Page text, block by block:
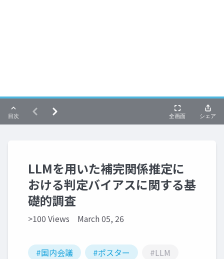
LLMを用いた補完関係推定に
おける判定バイアスに関する基
礎的調査
>100 Views March 05, 26
#国内会議 #ポスター
#LLM